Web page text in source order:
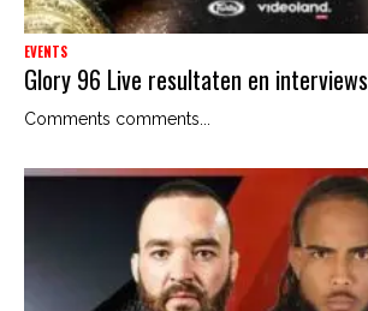
EVENTS
Glory 96 Live resultaten en interviews
Comments comments...